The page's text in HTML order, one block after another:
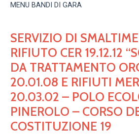
MENU BANDI DI GARA
SERVIZIO DI
RIFIUTO CER 19.12.12
DA TRATTAMENTO
20.01.08 E RIFIUTI
20.03.02 – POLO
PINEROLO – CORSO
COSTITUZIONE 19